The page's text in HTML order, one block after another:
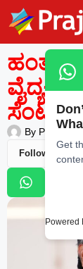
ಹಂತ
ಸೆಂಟರ್
By Praja
Follow Us
Get
Powered